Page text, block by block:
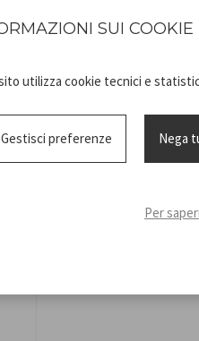
SUI
utilizza cookie tecnici e
Gestisci preferenze Nega
Per